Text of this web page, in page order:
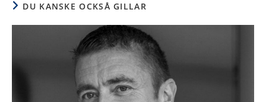
DU KANSKE OCKSÅ GILLAR